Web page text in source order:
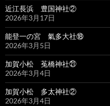
近江長浜 豊国神社②
2026年3月17日
能登一の宮 氣多大社⑱
2026年3月5日
加賀小松 菟橋神社㉑
2026年3月4日
加賀小松 多太神社②
2026年3月4日